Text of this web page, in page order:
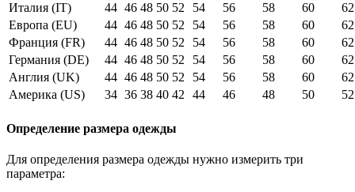
Италия (IT)
44 46 48 50 52 54 56 58 60
62
Европа (EU)
44 46 48 50 52 54 56 58 60
62
Франция (FR)
44 46 48 50 52 54 56 58 60
62
Германия (DE)
44 46 48 50 52 54 56 58 60
62
Англия (UK)
44 46 48 50 52 54 56 58 60
62
Америка (US)
34 36 38 40 42 44 46 48 50 52
Определение размера одежды
Для определения размера одежды нужно измерить три
параметра: